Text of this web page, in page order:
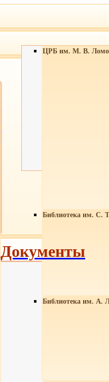
ЦРБ им. М. В.
Библиотека им. С.
Библиотека им. А.
Документы